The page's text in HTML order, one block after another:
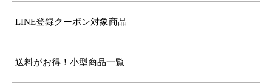
LINE登録クーポン対象商品
送料がお得！小型商品一覧